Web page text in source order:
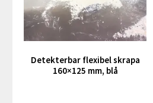
Detekterbar flexibel skrapa
160×125 mm, blå